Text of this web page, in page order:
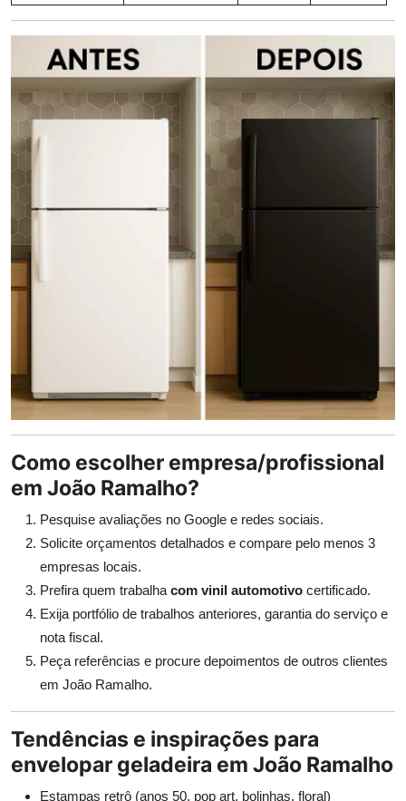
Como escolher empresa/profissional
em João Ramalho?
Pesquise avaliações no Google e redes sociais.
Solicite orçamentos detalhados e compare pelo menos 3
empresas locais.
Prefira quem trabalha com vinil automotivo certificado.
Exija portfólio de trabalhos anteriores, garantia do serviço e
nota fiscal.
Peça referências e procure depoimentos de outros clientes
em João Ramalho.
Tendências e inspirações para
envelopar geladeira em João Ramalho
Estampas retrô (anos 50, pop art, bolinhas, floral)